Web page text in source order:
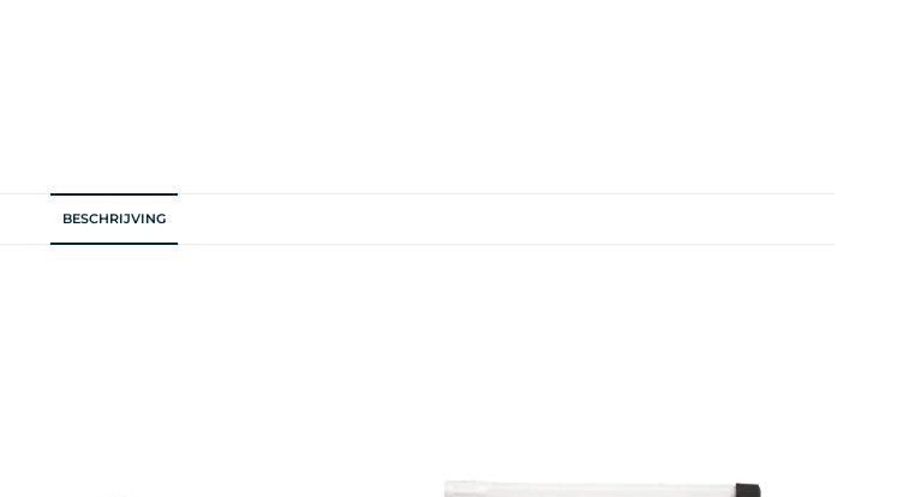
BESCHRIJVING